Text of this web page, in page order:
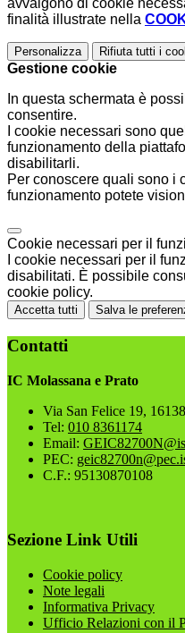
avvalgono di cookie
finalità illustrate nella
Personalizza Rifiuta tutti i
Gestione cookie
In questa schermata è
consentire.
I cookie necessari sono
funzionamento della
disabilitarli.
Per conoscere quali sono i
funzionamento potete
Cookie necessari per il
I cookie necessari per il
disabilitati. È possibile
cookie policy.
Accetta tutti Salva le
Contatti
IC Molassana e Prato
Via San Felice 19,
Tel: 010 8361174
Email:
PEC:
C.F.: 95130870108
Sezione Link Utili
Cookie policy
Note legali
Informativa Privacy
Ufficio Relazioni con il